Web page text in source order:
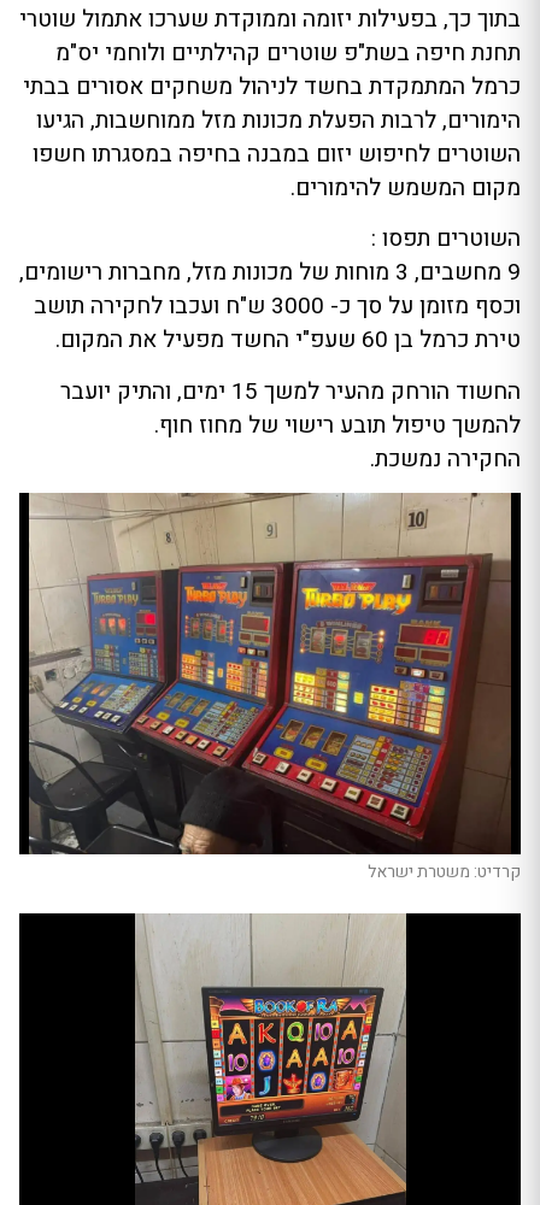
בתוך כך, בפעילות יזומה וממוקדת שערכו אתמול שוטרי
תחנת חיפה בשת"פ שוטרים קהילתיים ולוחמי יס"מ
כרמל המתמקדת בחשד לניהול משחקים אסורים בבתי
הימורים, לרבות הפעלת מכונות מזל ממוחשבות, הגיעו
השוטרים לחיפוש יזום במבנה בחיפה במסגרתו חשפו
מקום המשמש להימורים.
השוטרים תפסו :
9 מחשבים, 3 מוחות של מכונות מזל, מחברות רישומים,
וכסף מזומן על סך כ- 3000 ש"ח ועכבו לחקירה תושב
טירת כרמל בן 60 שעפ"י החשד מפעיל את המקום.
החשוד הורחק מהעיר למשך 15 ימים, והתיק יועבר
להמשך טיפול תובע רישוי של מחוז חוף.
החקירה נמשכת.
קרדיט: משטרת ישראל